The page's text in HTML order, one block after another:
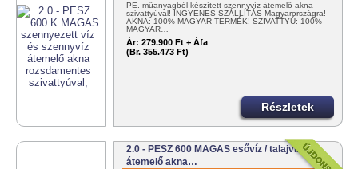
PE. műanyagból készített szennyvíz átemelő akna
szivattyúval! INGYENES SZÁLLÍTÁS Magyarországra!
AKNA: 100% MAGYAR TERMÉK! SZIVATTYÚ: 100%
MAGYAR…
Ár: 279.900 Ft + Áfa
(Br. 355.473 Ft)
Részletek
2.0 - PESZ 600 MAGAS esővíz / talajvíz
átemelő akna…